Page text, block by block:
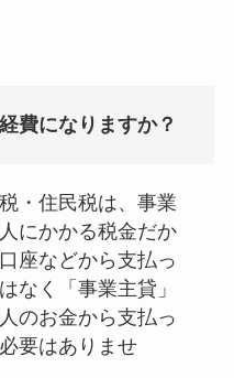
費になりますか？
・住民税は、事業
にかかる税金だか
座などから支払っ
なく「事業主貸」
のお金から支払っ
要はありませ